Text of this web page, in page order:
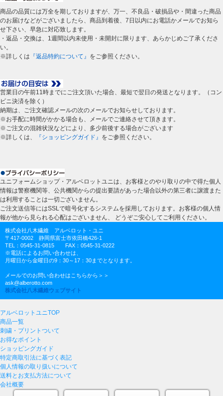
商品の品質には万全を期しておりますが、万一、不良品・破損品や・間違った商品
のお届けなどがございましたら、商品到着後、7日以内にお電話かメールでお知ら
せ下さい、早急に対応致します。
・返品・交換は、1週間以内未使用・未開封に限ります、あらかじめご了承くださ
い。
※詳しくは 『返品特約について』 をご参照ください。
営業日の午前11時までにご注文頂いた場合、最短で翌日の発送となります。（コン
ビニ決済を除く）
納期は、ご注文確認メールの次のメールでお知らせしております。
※お手配に時間がかかる場合も、メールでご連絡させて頂きます。
※ご注文の混雑状況などにより、多少前後する場合がございます
※詳しくは、
『ショッピングガイド』 をご参照ください。
ユニフォームショップ・アルベロットユニは、お客様とのやり取りの中で得た個人
情報は警察機関等、公共機関からの提出要請があった場合以外の第三者に譲渡また
は利用することは一切ございません。
ご注文送信等にはSSLで暗号化するシステムを採用しております。お客様の個人情
報が他から見られる心配はございません、 どうぞご安心してご利用ください。
株式会社八木繊維 アルベロット・ユニ
〒417-0002 静岡県富士市依田橋426-1
TEL：0545-31-0815 FAX：0545-31-0222
※電話によるお問い合わせは、
月曜日から金曜日の9：30～17：30までとなります。
メールでのお問い合わせはこちらから＞＞
ask@alberotto.com
株式会社八木繊維ウェブサイト
アルベロットユニTOP
商品一覧
刺繍・プリントついて
お得なポイント
ショッピングガイド
特定商取引法に基づく表記
個人情報の取り扱いについて
送料とお支払方法について
会社概要